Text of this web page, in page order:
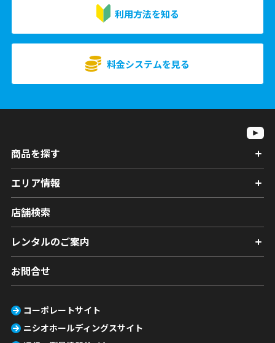
利用方法を知る
料金システムを見る
商品を探す
エリア情報
店舗検索
レンタルのご案内
お問合せ
コーポレートサイト
ニシオホールディングスサイト